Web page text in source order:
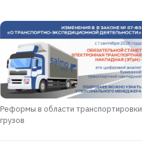
Реформы в области транспортировки
грузов